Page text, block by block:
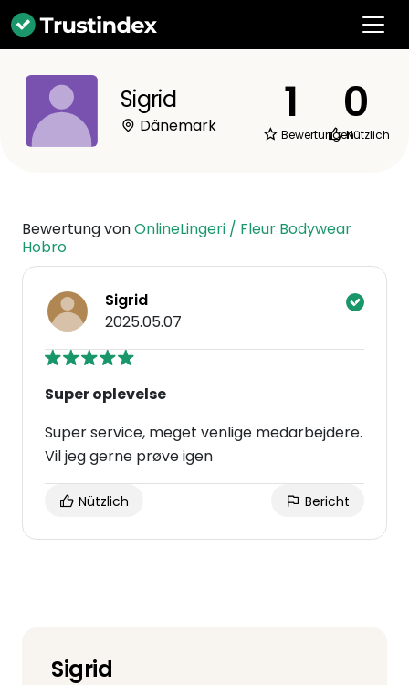
Sigrid
Dänemark 1
Bewertungen
0
Nützlich
Bewertung vonOnlineLingeri / Fleur Bodywear
Hobro
Sigrid
2025.05.07
Super oplevelse
Super service, meget venlige medarbejdere.
Vil jeg gerne prøve igen
Nützlich Bericht
Sigrid